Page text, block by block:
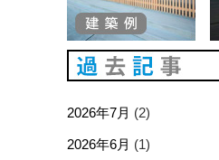
2026年7月 (2)
2026年6月 (1)